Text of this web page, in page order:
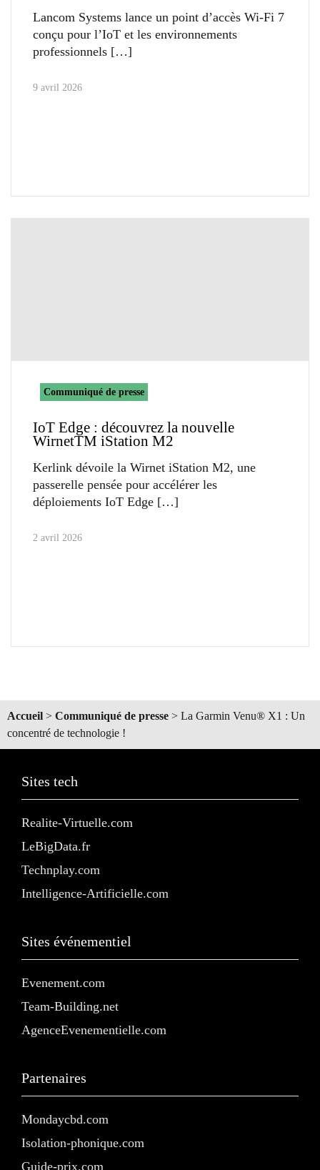
Lancom Systems lance un point d’accès Wi-Fi 7
conçu pour l’IoT et les environnements
professionnels
9 avril 2026
Communiqué de presse
IoT Edge : découvrez la nouvelle
WirnetTM iStation M2
Kerlink dévoile la Wirnet iStation M2, une
passerelle pensée pour accélérer les
déploiements IoT Edge
2 avril 2026
Accueil > Communiqué de presse > La Garmin Venu® X1 : Un
concentré de technologie !
Sites tech
Realite-Virtuelle.com
LeBigData.fr
Technplay.com
Intelligence-Artificielle.com
Sites événementiel
Evenement.com
Team-Building.net
AgenceEvenementielle.com
Partenaires
Mondaycbd.com
Isolation-phonique.com
Guide-prix.com